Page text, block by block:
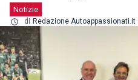
Notizie
di Redazione Autoappassionati.it